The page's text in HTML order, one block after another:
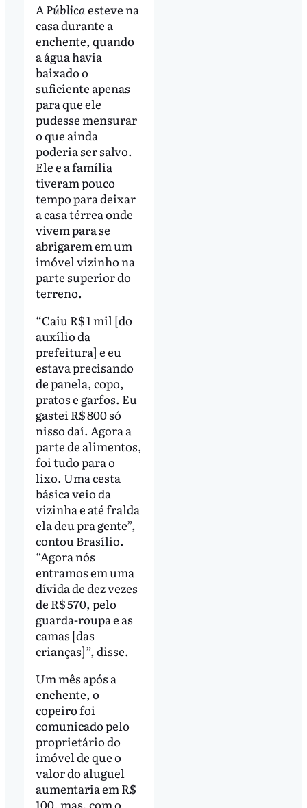
APúblicaesteve na
casa durante a
enchente, quando
a água havia
baixado o
suficiente apenas
para que ele
pudesse mensurar
o que ainda
poderia ser salvo.
Ele e a família
tiveram pouco
tempo para deixar
a casa térrea onde
vivem para se
abrigarem em um
imóvel vizinho na
parte superior do
terreno.
“Caiu R$ 1 mil [do
auxílio da
prefeitura] e eu
estava precisando
de panela, copo,
pratos e garfos. Eu
gastei R$ 800 só
nisso daí. Agora a
parte de alimentos,
foi tudo para o
lixo. Uma cesta
básica veio da
vizinha e até fralda
ela deu pra gente”,
contou Brasílio.
“Agora nós
entramos em uma
dívida de dez vezes
de R$ 570, pelo
guarda-roupa e as
camas [das
crianças]”, disse.
Um mês após a
enchente, o
copeiro foi
comunicado pelo
proprietário do
imóvel de que o
valor do aluguel
aumentaria em R$
100, mas, com o